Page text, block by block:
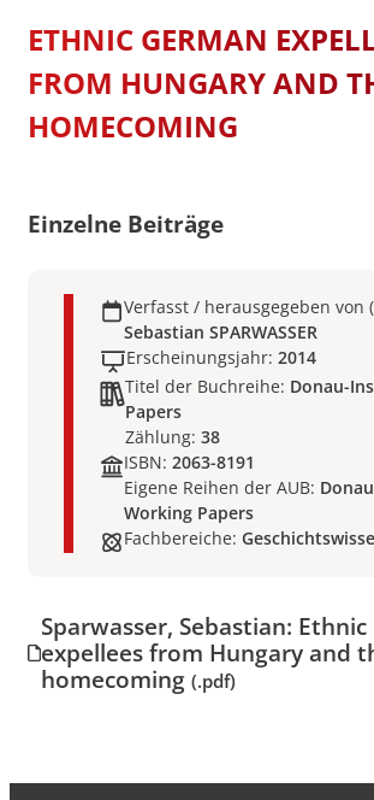
ETHNIC GERMAN
FROM HUNGARY AND
HOMECOMING
Einzelne Beiträge
Verfasst / herausgegeben von
Sebastian SPARWASSER
Erscheinungsjahr: 2014
Titel der Buchreihe: Donau-
Papers
Zählung:38
ISBN: 2063-8191
Eigene Reihen der AUB:
Working Papers
Fachbereiche:
Sparwasser, Sebastian:
expellees from Hungary and
homecoming (.pdf)